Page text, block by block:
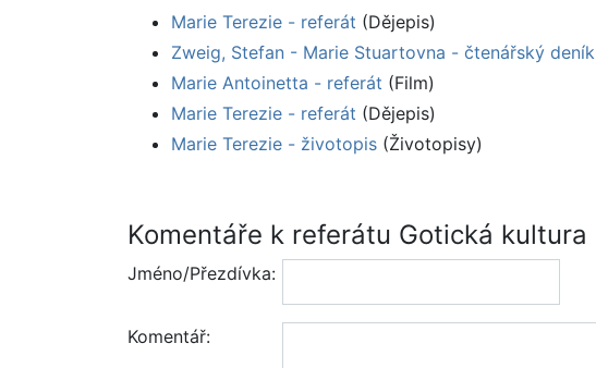
Marie Terezie - referát (Dějepis)
Zweig, Stefan - Marie Stuartovna - čtenářský deník
Marie Antoinetta - referát (Film)
Marie Terezie - referát (Dějepis)
Marie Terezie - životopis (Životopisy)
Komentáře k referátu Gotická kultura
Jméno/Přezdívka:
Komentář: